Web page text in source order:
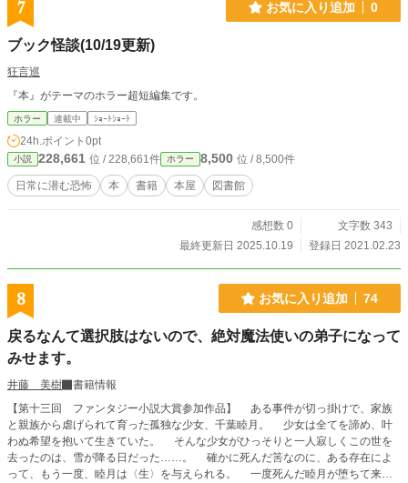
7 お気に入り追加 0
ブック怪談(10/19更新)
狂言巡
『本』がテーマのホラー超短編集です。
ホラー 連載中 ｼｮｰﾄｼｮｰﾄ
24h.ポイント 0pt
小説 228,661 位 / 228,661件 ホラー 8,500 位 / 8,500件
日常に潜む恐怖 本 書籍 本屋 図書館
感想数 0
文字数 343
最終更新日 2025.10.19
登録日 2021.02.23
8 お気に入り追加 74
戻るなんて選択肢はないので、絶対魔法使いの弟子になって
みせます。
井藤 美樹
書籍情報
【第十三回 ファンタジー小説大賞参加作品】 ある事件が切っ掛けで、家族
と親族から虐げられて育った孤独な少女、千葉睦月。 少女は全てを諦め、叶
わぬ希望を抱いて生きていた。 そんな少女がひっそりと一人寂しくこの世を
去ったのは、雪が降る日だった……。 確かに死んだ筈なのに、ある存在によ
って、もう一度、睦月は〈生〉を与えられる。 一度死んだ睦月が堕ちて来た